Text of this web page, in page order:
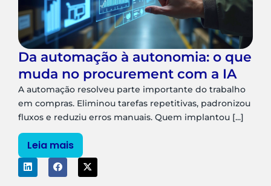
Da automação à autonomia: o que
muda no procurement com a IA
A automação resolveu parte importante do trabalho
em compras. Eliminou tarefas repetitivas, padronizou
fluxos e reduziu erros manuais. Quem implantou [...]
Leia mais